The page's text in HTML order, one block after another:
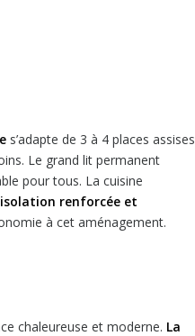
s’adapte de 3 à 4 places assises
Le grand lit permanent
pour tous. La cuisine
renforcée et
à cet aménagement.
chaleureuse et moderne. La